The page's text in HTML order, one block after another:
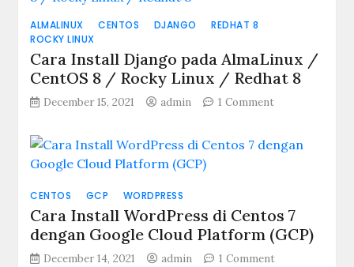
ALMALINUX CENTOS DJANGO
REDHAT 8
ROCKY LINUX
Cara Install Django pada AlmaLinux /
CentOS 8 / Rocky Linux / Redhat 8
December 15, 2021 admin 1 Commenton
Django
CentOS
8
/
Rocky
CENTOS GCP WORDPRESS
Cara Install WordPress di Centos 7
dengan Google Cloud Platform (GCP)
December 14, 2021 admin 1 Commenton